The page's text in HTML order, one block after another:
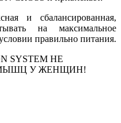
и сбалансированная,
на максимальное
правильно питания.
SYSTEM НЕ
У ЖЕНЩИН!